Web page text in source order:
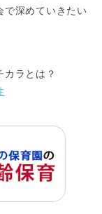
で深めていきたい
カラとは？